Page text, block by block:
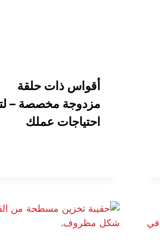
أقواس ذات حلقة
مزدوجة مخصصة –
احتياجات عملك